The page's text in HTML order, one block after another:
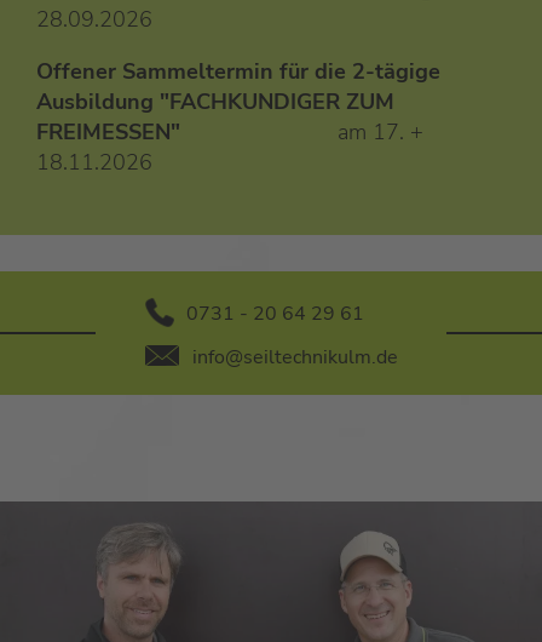
28.09.2026
Offener Sammeltermin für die 2-tägige
Ausbildung "FACHKUNDIGER ZUM
FREIMESSEN" am 17. +
18.11.2026
0731 - 20 64 29 61
info@seiltechnikulm.de